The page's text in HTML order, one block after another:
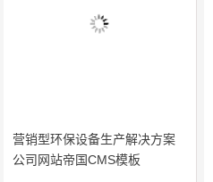
营销型环保设备生产解决方案
公司网站帝国CMS模板